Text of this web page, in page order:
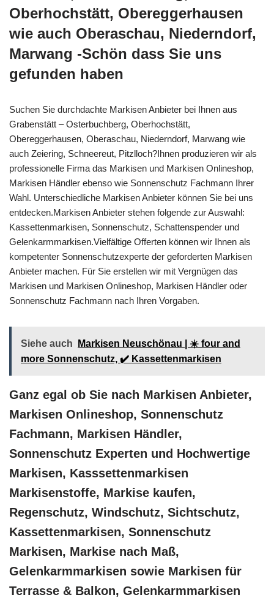
Oberhochstätt, Obereggerhausen
wie auch Oberaschau, Niederndorf,
Marwang -Schön dass Sie uns
gefunden haben
Suchen Sie durchdachte Markisen Anbieter bei Ihnen aus
Grabenstätt – Osterbuchberg, Oberhochstätt,
Obereggerhausen, Oberaschau, Niederndorf, Marwang wie
auch Zeiering, Schneereut, Pitzlloch?Ihnen produzieren wir als
professionelle Firma das Markisen und Markisen Onlineshop,
Markisen Händler ebenso wie Sonnenschutz Fachmann Ihrer
Wahl. Unterschiedliche Markisen Anbieter können Sie bei uns
entdecken.Markisen Anbieter stehen folgende zur Auswahl:
Kassettenmarkisen, Sonnenschutz, Schattenspender und
Gelenkarmmarkisen.Vielfältige Offerten können wir Ihnen als
kompetenter Sonnenschutzexperte der geforderten Markisen
Anbieter machen. Für Sie erstellen wir mit Vergnügen das
Markisen und Markisen Onlineshop, Markisen Händler oder
Sonnenschutz Fachmann nach Ihren Vorgaben.
Siehe auch
Markisen Neuschönau | ☀️ four and
more Sonnenschutz, ✔️ Kassettenmarkisen
Ganz egal ob Sie nach Markisen Anbieter,
Markisen Onlineshop, Sonnenschutz
Fachmann, Markisen Händler,
Sonnenschutz Experten und Hochwertige
Markisen, Kasssettenmarkisen
Markisenstoffe, Markise kaufen,
Regenschutz, Windschutz, Sichtschutz,
Kassettenmarkisen, Sonnenschutz
Markisen, Markise nach Maß,
Gelenkarmmarkisen sowie Markisen für
Terrasse & Balkon, Gelenkarmmarkisen